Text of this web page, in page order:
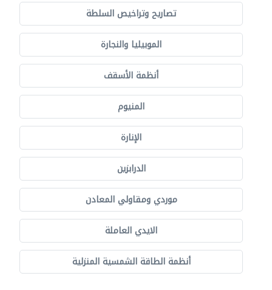
تصاريح وتراخيص السلطة
الموبيليا والنجارة
أنظمة الأسقف
المنيوم
الإنارة
الدرابزين
موردي ومقاولي المعادن
الايدي العاملة
أنظمة الطاقة الشمسية المنزلية